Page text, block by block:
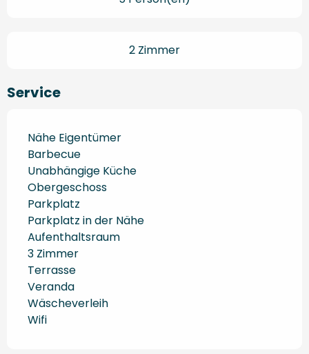
2 Zimmer
Service
Nähe Eigentümer
Barbecue
Unabhängige Küche
Obergeschoss
Parkplatz
Parkplatz in der Nähe
Aufenthaltsraum
3 Zimmer
Terrasse
Veranda
Wäscheverleih
Wifi